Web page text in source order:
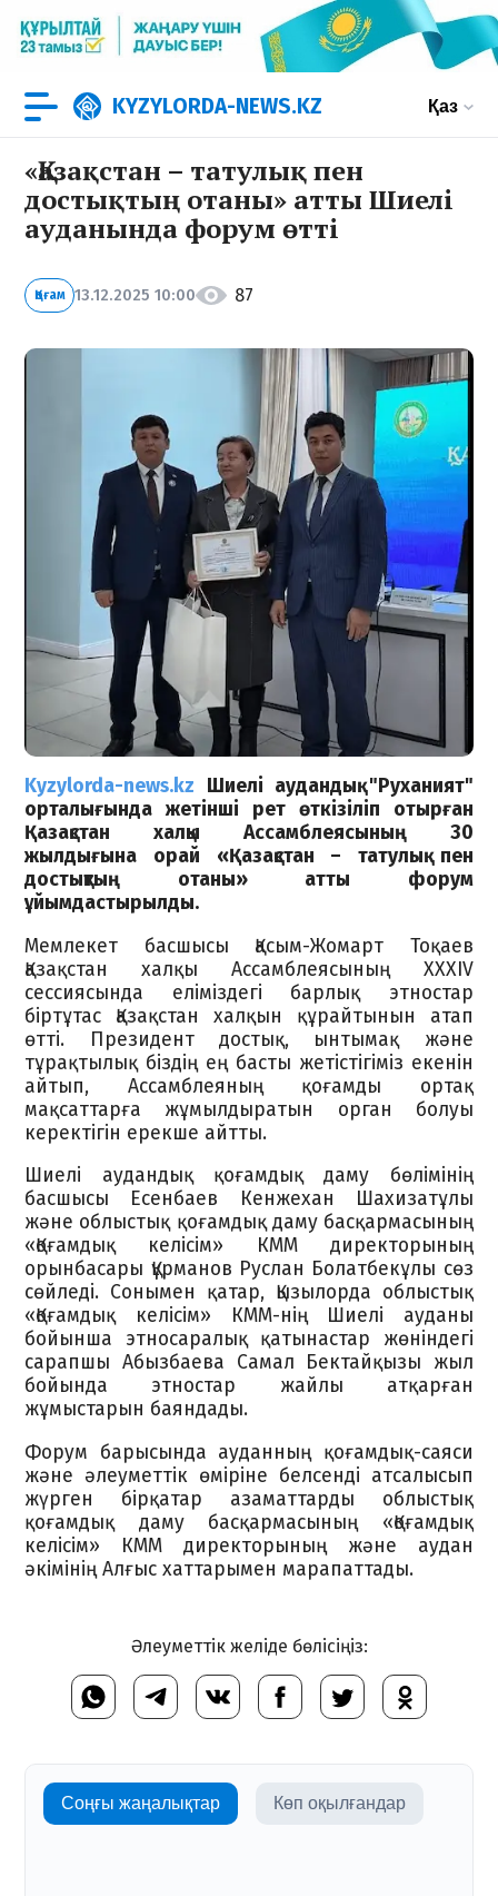
KYZYLORDA-NEWS.KZ Қаз
Әлеуметтік желіде бөлісіңіз:
«Қазақстан – татулық пен
достықтың отаны» атты Шиелі
ауданында форум өтті
Қоғам 13.12.2025 10:00 87
Kyzylorda-news.kz Шиелі аудандық "Руханият"
орталығында жетінші рет өткізіліп отырған
Қазақстан халқы Ассамблеясының 30
жылдығына орай «Қазақстан – татулық пен
достықтың отаны» атты форум
ұйымдастырылды.
Мемлекет басшысы Қасым-Жомарт Тоқаев
Қазақстан халқы Ассамблеясының ХХХІV
сессиясында еліміздегі барлық этностар
біртұтас Қазақстан халқын құрайтынын атап
өтті. Президент достық, ынтымақ және
тұрақтылық біздің ең басты жетістігіміз екенін
айтып, Ассамблеяның қоғамды ортақ
мақсаттарға жұмылдыратын орган болуы
керектігін ерекше айтты.
Шиелі аудандық қоғамдық даму бөлімінің
басшысы Есенбаев Кенжехан Шахизатұлы
және облыстық қоғамдық даму басқармасының
«Қоғамдық келісім» КММ директорының
орынбасары Құрманов Руслан Болатбекұлы сөз
сөйледі. Сонымен қатар, Қызылорда облыстық
«Қоғамдық келісім» КММ-нің Шиелі ауданы
бойынша этносаралық қатынастар жөніндегі
сарапшы Абызбаева Самал Бектайқызы жыл
бойында этностар жайлы атқарған
жұмыстарын баяндады.
Форум барысында ауданның қоғамдық-саяси
және әлеуметтік өміріне белсенді атсалысып
жүрген бірқатар азаматтарды облыстық
қоғамдық даму басқармасының «Қоғамдық
келісім» КММ директорының және аудан
әкімінің Алғыс хаттарымен марапаттады.
Соңғы жаңалықтар Көп оқылғандар